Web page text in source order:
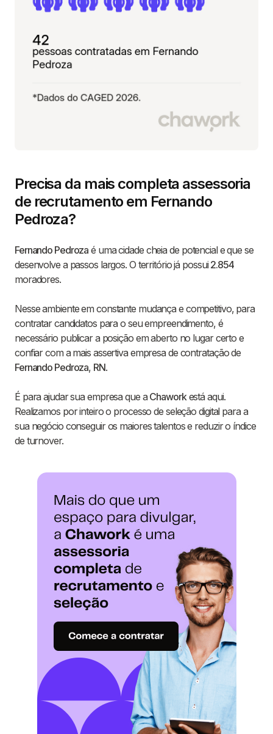
Precisa da mais completa assessoria
de recrutamento em Fernando
Pedroza?
Fernando Pedroza é uma cidade cheia de potencial e que se
desenvolve a passos largos. O território já possui 2.854
moradores.
Nesse ambiente em constante mudança e competitivo, para
contratar candidatos para o seu empreendimento, é
necessário publicar a posição em aberto no lugar certo e
confiar com a mais assertiva empresa de contratação de
Fernando Pedroza, RN.
É para ajudar sua empresa que a Chaworkestá aqui.
Realizamos por inteiro o processo de seleção digital para a
sua negócio conseguir os maiores talentos e reduzir o índice
de turnover.